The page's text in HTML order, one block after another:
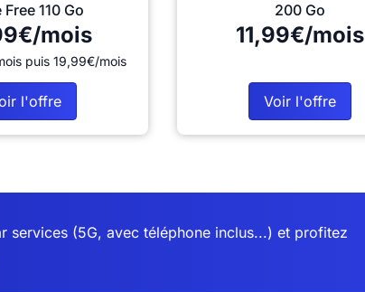
Free 110 Go
mois
puis 19,99€/mois
l'offre
200 Go
11,99€/mois
Voir l'offre
services (5G, avec téléphone inclus...) et profitez